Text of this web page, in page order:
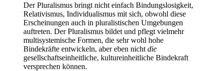
Der Pluralismus bringt nicht einfach Bindungslosigkeit,
Relativismus, Individualismus mit sich, obwohl diese
Erscheinungen auch in pluralistischen Umgebungen
auftreten. Der Pluralismus bildet und pflegt vielmehr
multisystemische Formen, die sehr wohl hohe
Bindekräfte entwickeln, aber eben nicht die
gesellschaftseinheitliche, kultureinheitliche Bindekraft
versprechen können.